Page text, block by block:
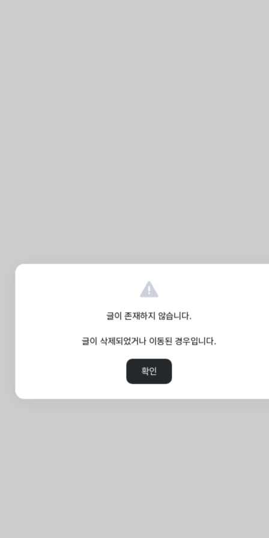
글이 존재하지 않습니다.
글이 삭제되었거나 이동된 경우입니다.
확인